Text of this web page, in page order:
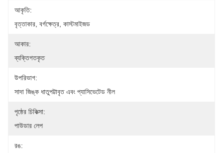
আকৃতি:
বৃত্তাকার, বর্গক্ষেত্র, কাস্টমাইজড
আকার:
ব্যক্তিগতকৃত
উপরিভাগ:
সাদা জিঙ্ক ধাতুপট্টাবৃত এবং প্যাসিভেটেড নীল
পৃষ্ঠের চিকিত্সা:
পাউডার লেপ
রঙ: